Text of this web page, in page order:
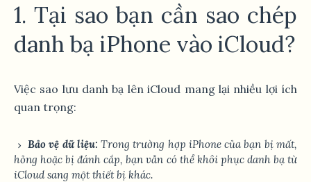
1. Tại sao bạn cần sao chép
danh bạ iPhone vào iCloud?
Việc sao lưu danh bạ lên iCloud mang lại nhiều lợi ích
quan trọng:
Bảo vệ dữ liệu: Trong trường hợp iPhone của bạn bị mất,
hỏng hoặc bị đánh cắp, bạn vẫn có thể khôi phục danh bạ từ
iCloud sang một thiết bị khác.